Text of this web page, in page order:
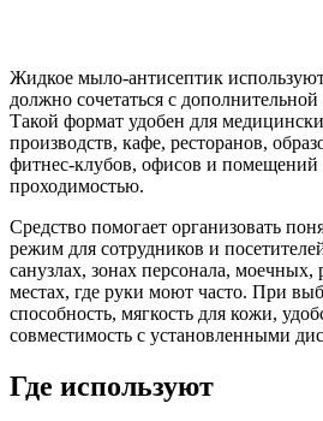
Жидкое мыло-антисептик
должно сочетаться с
Такой формат удобен для
производств, кафе, ресторанов,
фитнес-клубов, офисов и помещений
проходимостью.
Средство помогает организовать
режим для сотрудников и
санузлах, зонах персонала, моечных,
местах, где руки моют часто. При
способность, мягкость для кожи,
совместимость с установленными
Где используют